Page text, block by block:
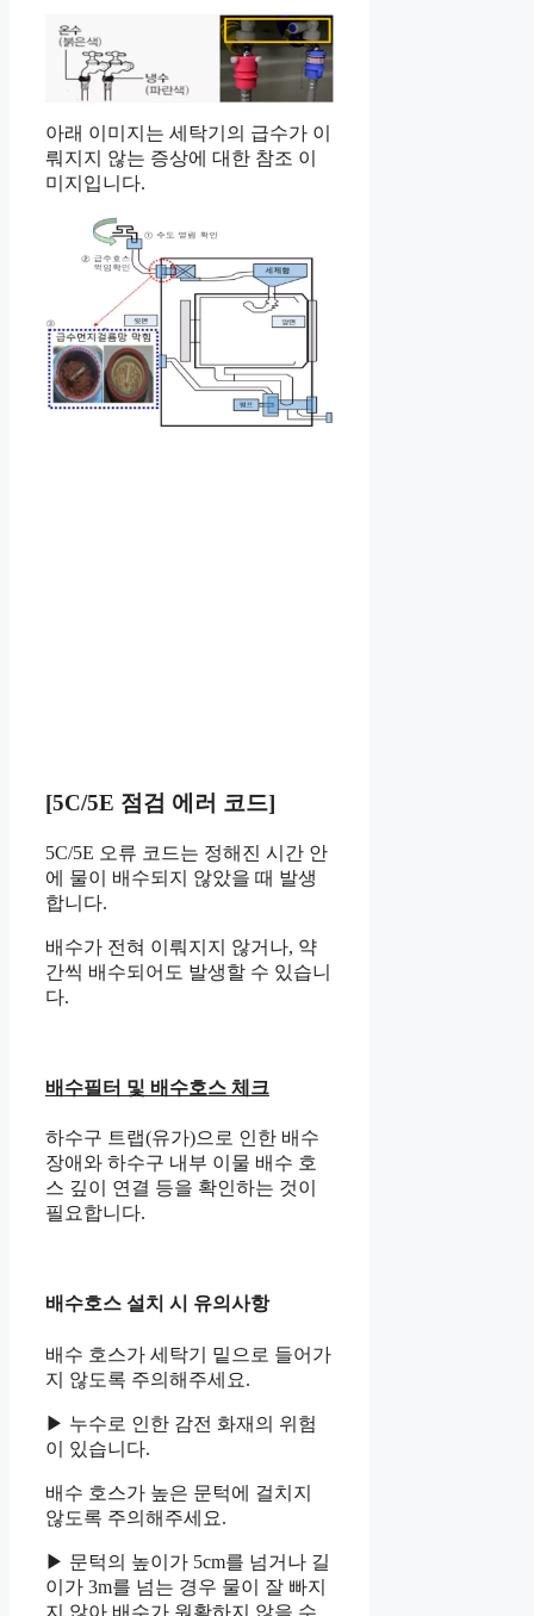
아래 이미지는 세탁기의 급수가 이
뤄지지 않는 증상에 대한 참조 이
미지입니다.
[5C/5E 점검 에러 코드]
5C/5E 오류 코드는 정해진 시간 안
에 물이 배수되지 않았을 때 발생
합니다.
배수가 전혀 이뤄지지 않거나, 약
간씩 배수되어도 발생할 수 있습니
다.
배수필터 및 배수호스 체크
하수구 트랩(유가)으로 인한 배수
장애와 하수구 내부 이물 배수 호
스 깊이 연결 등을 확인하는 것이
필요합니다.
배수호스 설치 시 유의사항
배수 호스가 세탁기 밑으로 들어가
지 않도록 주의해주세요.
▶ 누수로 인한 감전 화재의 위험
이 있습니다.
배수 호스가 높은 문턱에 걸치지
않도록 주의해주세요.
▶ 문턱의 높이가 5cm를 넘거나 길
이가 3m를 넘는 경우 물이 잘 빠지
지 않아 배수가 원활하지 않을 수